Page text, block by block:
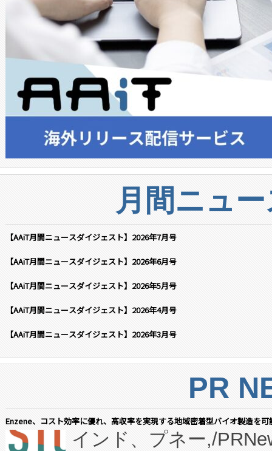
月間ニュ
【AAiT月間ニュースダイジェスト】2026年7月号
【AAiT月間ニュースダイジェスト】2026年6月号
【AAiT月間ニュースダイジェスト】2026年5月号
【AAiT月間ニュースダイジェスト】2026年4月号
【AAiT月間ニュースダイジェスト】2026年3月号
PR
Enzene、コスト効率に優れ、高収率を実現する地域密着型バイオ製造を
インド、プネー,/